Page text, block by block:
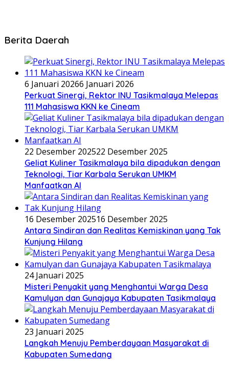
Berita Daerah
6 Januari 20266 Januari 2026
Perkuat Sinergi, Rektor INU Tasikmalaya Melepas
111 Mahasiswa KKN ke Cineam
22 Desember 202522 Desember 2025
Geliat Kuliner Tasikmalaya bila dipadukan dengan
Teknologi, Tiar Karbala Serukan UMKM
Manfaatkan AI
16 Desember 202516 Desember 2025
Antara Sindiran dan Realitas Kemiskinan yang Tak
Kunjung Hilang
24 Januari 2025
Misteri Penyakit yang Menghantui Warga Desa
Kamulyan dan Gunajaya Kabupaten Tasikmalaya
23 Januari 2025
Langkah Menuju Pemberdayaan Masyarakat di
Kabupaten Sumedang